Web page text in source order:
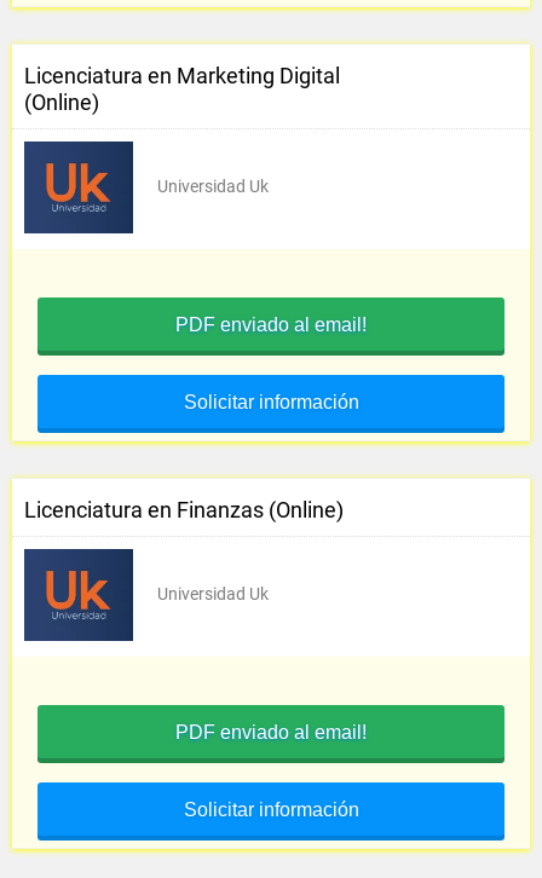
Licenciatura en Marketing Digital
(Online)
Universidad Uk
PDF enviado al email!
Solicitar información
Licenciatura en Finanzas (Online)
Universidad Uk
PDF enviado al email!
Solicitar información